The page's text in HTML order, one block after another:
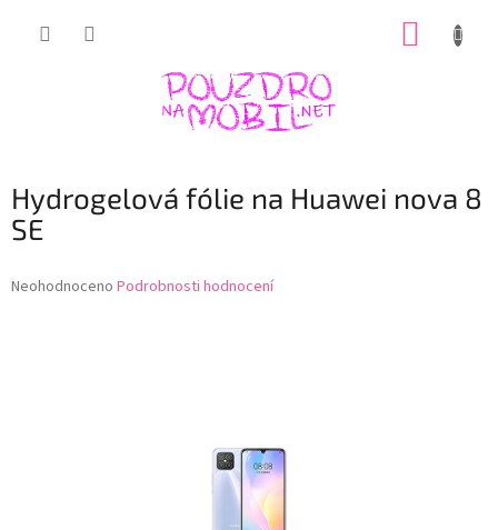
Hydrogelová fólie na Huawei nova 8
SE
Průměrné
Neohodnoceno Podrobnosti hodnocení